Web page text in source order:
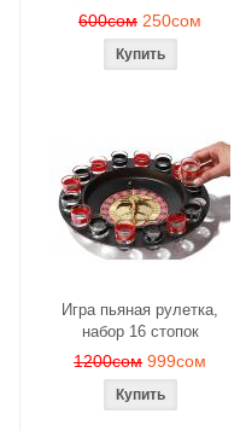
600сом 250сом
Игра пьяная рулетка,
набор 16 стопок
1200сом 999сом